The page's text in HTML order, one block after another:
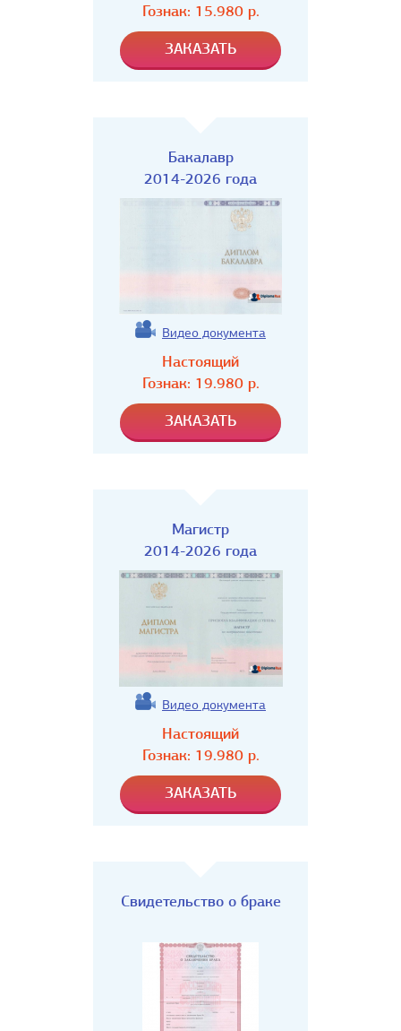
Гознак: 15.980р.
Бакалавр
2014-2026 года
Видео документа
Настоящий
Гознак: 19.980р.
Магистр
2014-2026 года
Видео документа
Настоящий
Гознак: 19.980р.
Свидетельство о браке